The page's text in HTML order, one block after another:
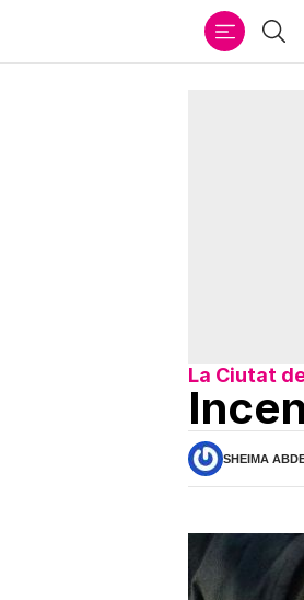
Buscar
La Ciutat
SHEIMA